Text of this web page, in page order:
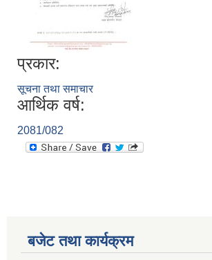
प्रकार:
सूचना तथा समाचार
आर्थिक वर्ष:
2081/082
बजेट तथा कार्यक्रम